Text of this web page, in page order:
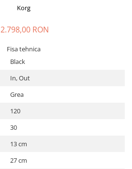
Korg
2.798,00 RON
Fisa tehnica
Black
In, Out
Grea
120
30
13 cm
27 cm